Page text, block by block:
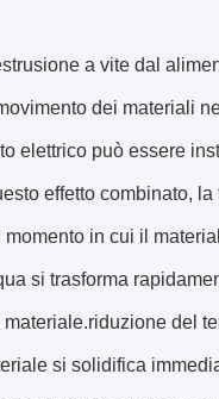
a vite dal
dei materiali
elettrico può essere
effetto combinato, la
in cui il
si trasforma
del
si solidifica